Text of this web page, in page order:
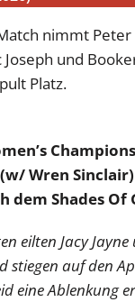
nimmt
und
Platz.
Wren
dem Shades Of
eilten Jacy
stiegen auf den
eine Ablenkung